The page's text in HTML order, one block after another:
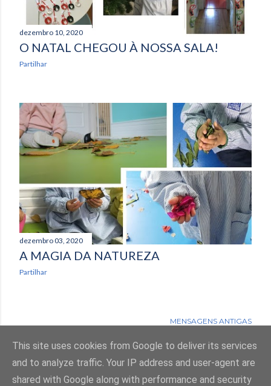
dezembro 10, 2020
O NATAL CHEGOU À NOSSA SALA!
Partilhar
dezembro 03, 2020
A MAGIA DA NATUREZA
Partilhar
MENSAGENS ANTIGAS
This site uses cookies from Google to deliver its services
and to analyze traffic. Your IP address and user-agent are
shared with Google along with performance and security